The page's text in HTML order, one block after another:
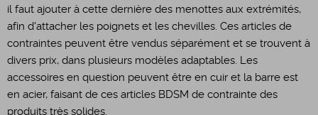
il faut ajouter à cette dernière des menottes aux extrémités,
afin d'attacher les poignets et les chevilles. Ces articles de
contraintes peuvent être vendus séparément et se trouvent à
divers prix, dans plusieurs modèles adaptables. Les
accessoires en question peuvent être en cuir et la barre est
en acier, faisant de ces articles BDSM de contrainte des
produits très solides.